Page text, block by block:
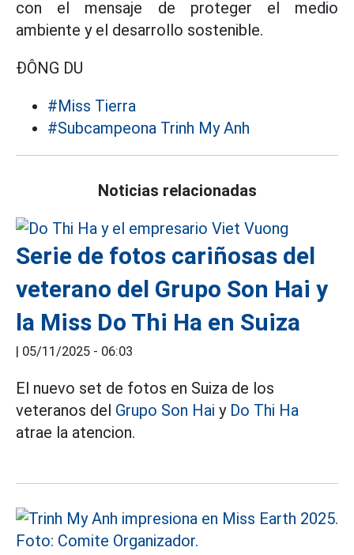
con el mensaje de proteger el medio
ambiente y el desarrollo sostenible.
ĐÔNG DU
#Miss Tierra
#Subcampeona Trinh My Anh
Noticias relacionadas
Serie de fotos cariñosas del
veterano del Grupo Son Hai y
la Miss Do Thi Ha en Suiza
05/11/2025 - 06:03
El nuevo set de fotos en Suiza de los
veteranos del Grupo Son Hai y Do Thi Ha
atrae la atencion.